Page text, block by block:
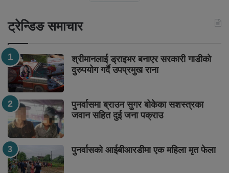
ट्रेन्डिङ समाचार
श्रीमानलाई ड्राइभर बनाएर सरकारी गाडीको
दुरुपयोग गर्दै उपप्रमुख राना
पुनर्वासमा ब्राउन सुगर बोकेका सशस्त्रका
जवान सहित दुई जना पक्राउ
पुनर्वासको आईबीआरडीमा एक महिला मृत फेला